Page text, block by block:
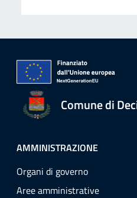
Comune di
AMMINISTRAZIONE
Organi di governo
Aree amministrative